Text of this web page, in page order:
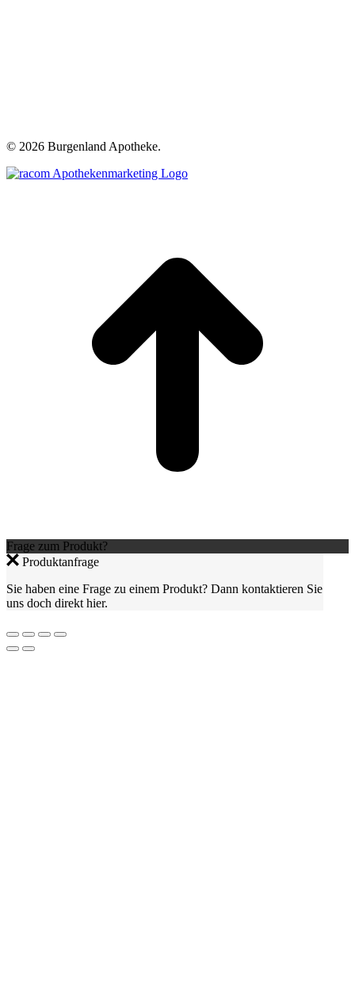
© 2026 Burgenland Apotheke.
Frage zum Produkt?
Produktanfrage
Sie haben eine Frage zu einem Produkt? Dann kontaktieren Sie
uns doch direkt hier.